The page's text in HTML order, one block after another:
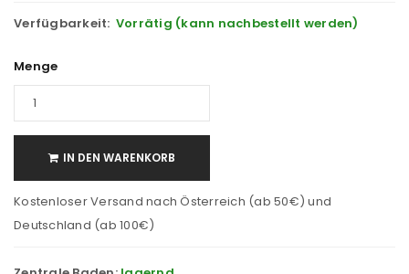
Verfügbarkeit: Vorrätig (kann nachbestellt werden)
Menge
IN DEN WARENKORB
Kostenloser Versand nach Österreich (ab 50€) und
Deutschland (ab 100€)